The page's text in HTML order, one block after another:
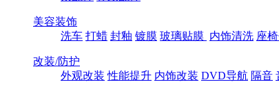
美容装饰
洗车 打蜡 封釉 镀膜 玻璃贴膜 内饰清洗 座
改装/防护
外观改装 性能提升 内饰改装 DVD导航 隔音